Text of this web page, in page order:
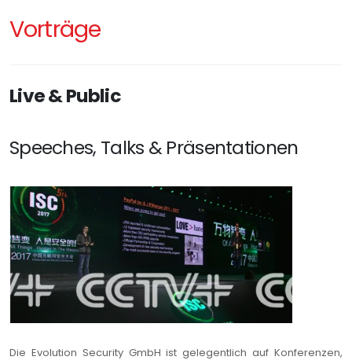
Vorträge
Live & Public
Speeches, Talks & Präsentationen
Die Evolution Security GmbH ist gelegentlich auf Konferenzen,